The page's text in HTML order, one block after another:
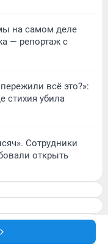
на самом деле
— репортаж с
всё это?»:
стихия убила
Сотрудники
открыть